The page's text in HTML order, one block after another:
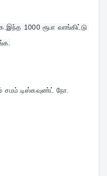
1000 ரூபா வாங்கிட்டு
சமம்.டிஸ்கவுண்ட் நோ.